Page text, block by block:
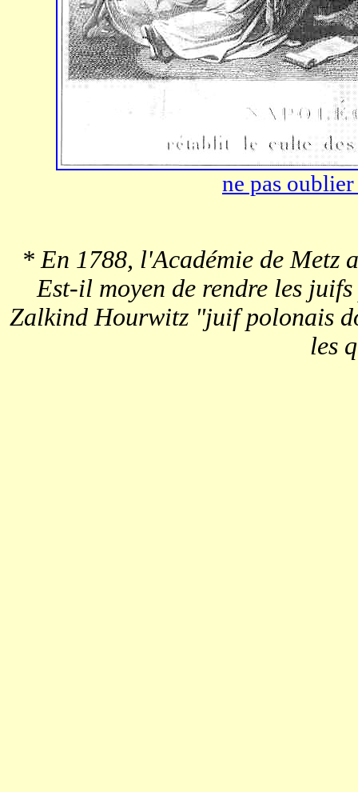
ne pas
* En 1788, l'Académie de Metz
Est-il moyen de rendre les
Zalkind Hourwitz "juif polonais
les